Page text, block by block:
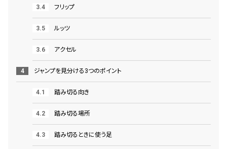
フリップ
ルッツ
アクセル
ジャンプを見分ける3つのポイント
踏み切る向き
踏み切る場所
踏み切るときに使う足